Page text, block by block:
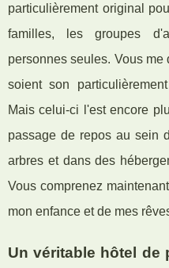
particulièrement original
familles, les groupes
personnes seules. Vous
soient son
Mais celui-ci l'est encore
passage de repos au sein
arbres et dans des
Vous comprenez
mon enfance et de mes
Un véritable hôtel de